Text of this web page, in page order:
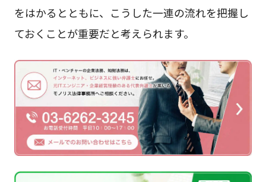
をはかるとともに、こうした一連の流れを把握し
ておくことが重要だと考えられます。